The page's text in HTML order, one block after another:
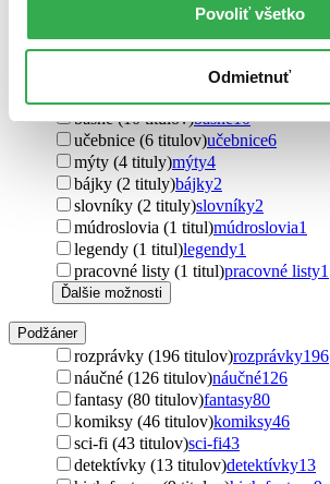
Povoliť všetko
Odmietnuť
romány (134 titulov)romány134
poviedky (19 titulov)poviedky19
príručky (12 titulov)príručky12
básne (10 titulov)básne10
učebnice (6 titulov)učebnice6
mýty (4 tituly)mýty4
bájky (2 tituly)bájky2
slovníky (2 tituly)slovníky2
múdroslovia (1 titul)múdroslovia1
legendy (1 titul)legendy1
pracovné listy (1 titul)pracovné listy1
Ďalšie možnosti
Podžáner
rozprávky (196 titulov)rozprávky196
náučné (126 titulov)náučné126
fantasy (80 titulov)fantasy80
komiksy (46 titulov)komiksy46
sci-fi (43 titulov)sci-fi43
detektívky (13 titulov)detektívky13